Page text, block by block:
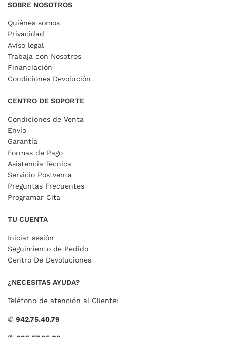
SOBRE NOSOTROS
Quiénes somos
Privacidad
Aviso legal
Trabaja con Nosotros
Financiación
Condiciones Devolución
CENTRO DE SOPORTE
Condiciones de Venta
Envío
Garantía
Formas de Pago
Asistencia Técnica
Servicio Postventa
Preguntas Frecuentes
Programar Cita
TU CUENTA
Iniciar sesión
Seguimiento de Pedido
Centro De Devoluciones
¿NECESITAS AYUDA?
Teléfono de atención al Cliente:
✆ 942.75.40.79